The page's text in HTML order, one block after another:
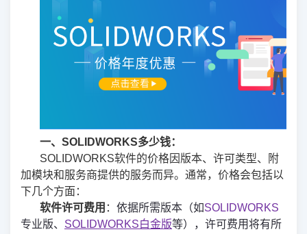
一、SOLIDWORKS多少钱：
SOLIDWORKS软件的价格因版本、许可类型、附
加模块和服务商提供的服务而异。通常，价格会包括以
下几个方面：
软件许可费用 ： 依据所需版本（如SOLIDWORKS
专业版、 SOLIDWORKS白金版等），许可费用将有所